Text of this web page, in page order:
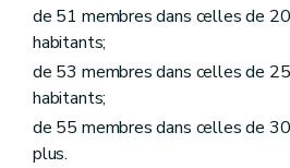
Art. L1232-21
Art. L1232-24
Art. L1232-26
de 51 membres dans celles de
habitants;
de 53 membres dans celles de
habitants;
de 55 membres dans celles de
plus.